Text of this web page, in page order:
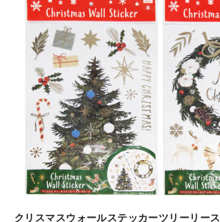
クリスマスウォールステッカーツリーリース